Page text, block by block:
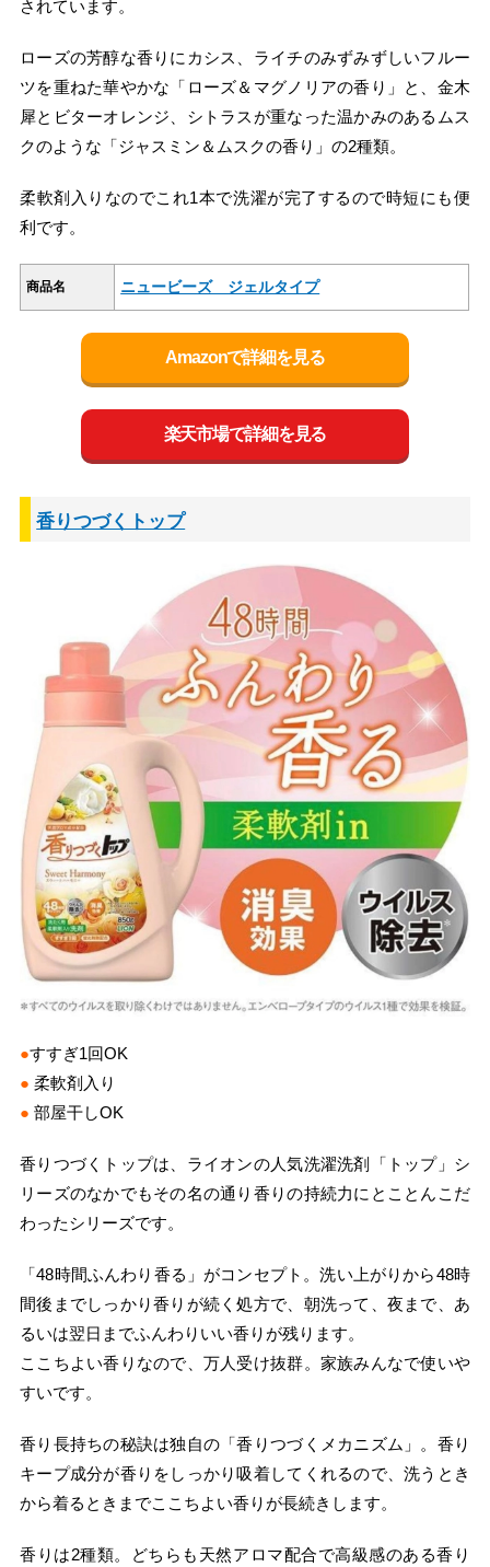
されています。
ローズの芳醇な香りにカシス、ライチのみずみずしいフルー
ツを重ねた華やかな「ローズ＆マグノリアの香り」と、金木
犀とビターオレンジ、シトラスが重なった温かみのあるムス
クのような「ジャスミン＆ムスクの香り」の2種類。
柔軟剤入りなのでこれ1本で洗濯が完了するので時短にも便
利です。
商品名 ニュービーズ ジェルタイプ
Amazonで詳細を見る
楽天市場で詳細を見る
香りつづくトップ
●すすぎ1回OK
● 柔軟剤入り
● 部屋干しOK
香りつづくトップは、ライオンの人気洗濯洗剤「トップ」シ
リーズのなかでもその名の通り香りの持続力にとことんこだ
わったシリーズです。
「48時間ふんわり香る」がコンセプト。洗い上がりから48時
間後までしっかり香りが続く処方で、朝洗って、夜まで、あ
るいは翌日までふんわりいい香りが残ります。
ここちよい香りなので、万人受け抜群。家族みんなで使いや
すいです。
香り長持ちの秘訣は独自の「香りつづくメカニズム」。香り
キープ成分が香りをしっかり吸着してくれるので、洗うとき
から着るときまでここちよい香りが長続きします。
香りは2種類。どちらも天然アロマ配合で高級感のある香り